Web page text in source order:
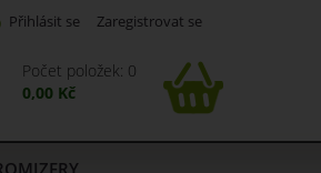
Přihlásit se Zaregistrovat se
Počet položek: 0
0,00 Kč